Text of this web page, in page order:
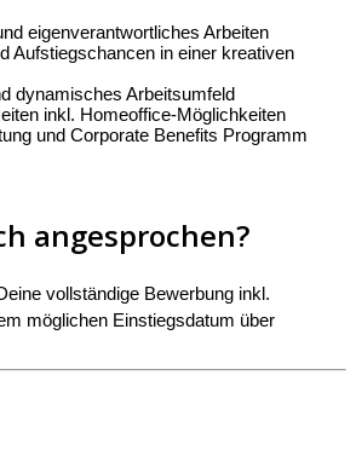
eigenverantwortliches Arbeiten
Aufstiegschancen in einer kreativen
dynamisches Arbeitsumfeld
inkl. Homeoffice-Möglichkeiten
und Corporate Benefits Programm
angesprochen?
vollständige Bewerbung inkl.
möglichen Einstiegsdatum über